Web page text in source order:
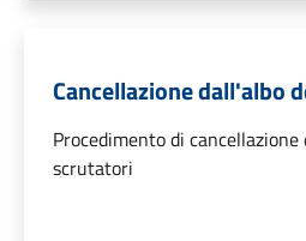
Cancellazione dall'albo
Procedimento di cancellazione
scrutatori